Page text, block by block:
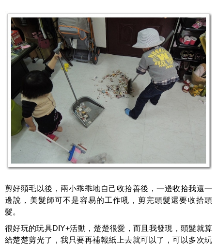
剪好頭毛以後，兩小乖乖地自己收拾善後，一邊收拾我還一
邊說，美髮師可不是容易的工作吼，剪完頭髮還要收拾頭
髮。
很好玩的玩具DIY+活動，楚楚很愛，而且我發現，頭髮就算
給楚楚剪光了，我只要再補報紙上去就可以了，可以多次玩